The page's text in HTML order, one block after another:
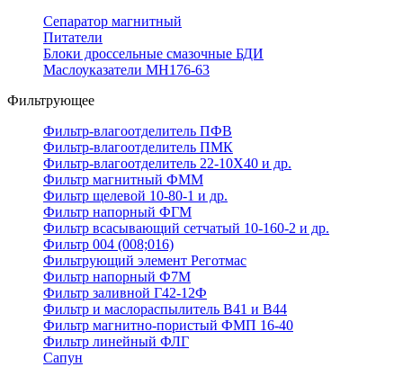
Сепаратор магнитный
Питатели
Блоки дроссельные смазочные БДИ
Маслоуказатели МН176-63
Фильтрующее
Фильтр-влагоотделитель ПФВ
Фильтр-влагоотделитель ПМК
Фильтр-влагоотделитель 22-10Х40 и др.
Фильтр магнитный ФММ
Фильтр щелевой 10-80-1 и др.
Фильтр напорный ФГМ
Фильтр всасывающий сетчатый 10-160-2 и др.
Фильтр 004 (008;016)
Фильтрующий элемент Реготмас
Фильтр напорный Ф7М
Фильтр заливной Г42-12Ф
Фильтр и маслораспылитель В41 и В44
Фильтр магнитно-пористый ФМП 16-40
Фильтр линейный ФЛГ
Сапун